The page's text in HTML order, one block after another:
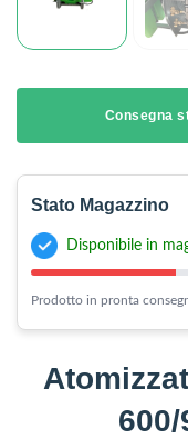
Consegna
Stato Magazzino
Disponibile in
Prodotto in pronta